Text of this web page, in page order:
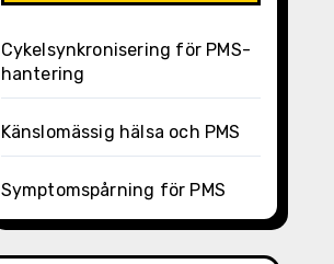
Cykelsynkronisering för PMS-
hantering
Känslomässig hälsa och PMS
Symptomspårning för PMS